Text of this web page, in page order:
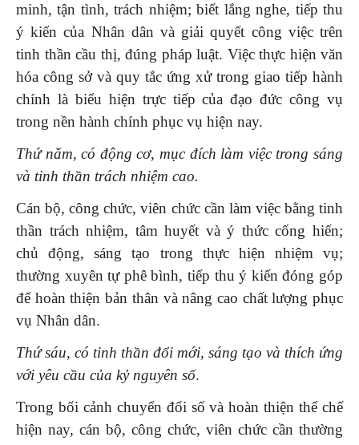
minh, tận tình, trách nhiệm; biết lắng nghe, tiếp thu
ý kiến của Nhân dân và giải quyết công việc trên
tinh thần cầu thị, đúng pháp luật. Việc thực hiện văn
hóa công sở và quy tắc ứng xử trong giao tiếp hành
chính là biểu hiện trực tiếp của đạo đức công vụ
trong nền hành chính phục vụ hiện nay.
Thứ năm,có động cơ, mục đích làm việc trong sáng
và tinh thần trách nhiệm cao.
Cán bộ, công chức, viên chức cần làm việc bằng tinh
thần trách nhiệm, tâm huyết và ý thức cống hiến;
chủ động, sáng tạo trong thực hiện nhiệm vụ;
thường xuyên tự phê bình, tiếp thu ý kiến đóng góp
để hoàn thiện bản thân và nâng cao chất lượng phục
vụ Nhân dân.
Thứ sáu, có tinh thần đổi mới, sáng tạo và thích ứng
với yêu cầu của kỷ nguyên số.
Trong bối cảnh chuyển đổi số và hoàn thiện thể chế
hiện nay, cán bộ, công chức, viên chức cần thường